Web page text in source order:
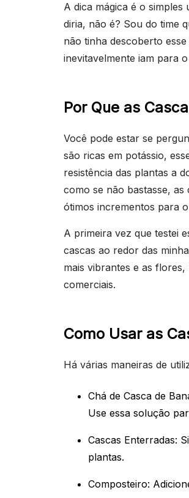
A dica mágica é o simples
diria, não é? Sou do time
não tinha descoberto
inevitavelmente iam para
Por Que as
Você pode estar se
são ricas em potássio,
resistência das plantas a
como se não bastasse,
ótimos incrementos para
A primeira vez que testei
cascas ao redor das
mais vibrantes e as
comerciais.
Como Usar as
Há várias maneiras de
Chá de Casca de
Use essa solução
Cascas Enterradas:
plantas.
Composteiro: